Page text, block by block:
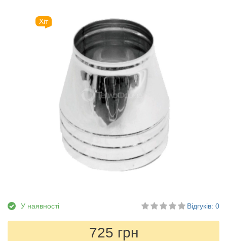
Хіт
У наявності Відгуків: 0
725 грн